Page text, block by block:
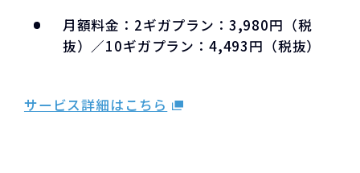
月額料金：2ギガプラン：3,980円（税
抜）／10ギガプラン：4,493円（税抜）
サービス詳細はこちら